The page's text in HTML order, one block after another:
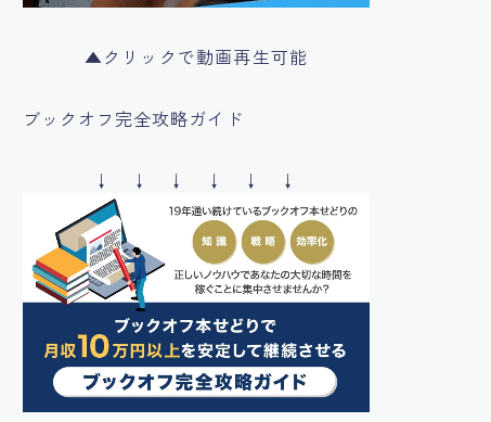
▲クリックで動画再生可能
ブックオフ完全攻略ガイド
↓ ↓ ↓ ↓ ↓ ↓